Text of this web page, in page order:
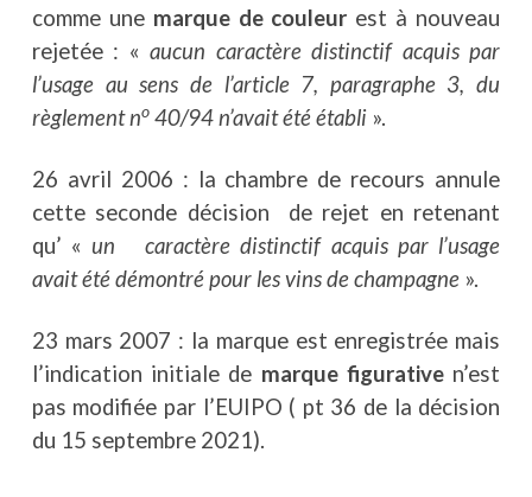
comme unemarque de couleur est à nouveau
rejetée : «aucun caractère distinctif acquis par
l’usage au sens de l’article 7, paragraphe 3, du
règlement no40/94 n’avait été établi ».
26 avril 2006 : la chambre de recours annule
cette seconde décision de rejet en retenant
qu’ « un caractère distinctif acquis par l’usage
avait été démontré pour les vins de champagne ».
23 mars 2007 : la marque est enregistrée mais
l’indication initiale de marque figurativen’est
pas modifiée par l’EUIPO ( pt 36 de la décision
du 15 septembre 2021).